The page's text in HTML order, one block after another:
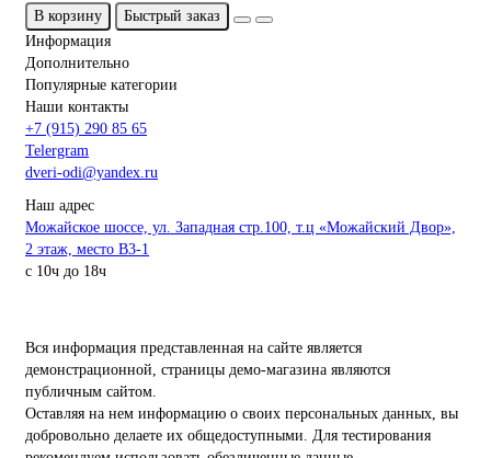
В корзину
Быстрый заказ
Информация
Дополнительно
Популярные категории
Наши контакты
+7 (915) 290 85 65
Telergram
dveri-odi@yandex.ru
Наш адрес
Можайское шоссе, ул. Западная стр.100, т.ц «Можайский Двор»,
2 этаж, место B3-1
с 10ч до 18ч
Вся информация представленная на сайте является
демонстрационной, страницы демо-магазина являются
публичным сайтом.
Оставляя на нем информацию о своих персональных данных, вы
добровольно делаете их общедоступными. Для тестирования